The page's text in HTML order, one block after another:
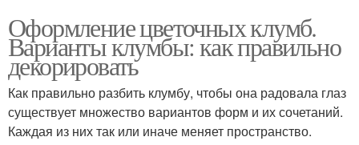
Оформление цветочных клумб.
Варианты клумбы: как правильно
декорировать
Как правильно разбить клумбу, чтобы она радовала глаз
существует множество вариантов форм и их сочетаний.
Каждая из них так или иначе меняет пространство.